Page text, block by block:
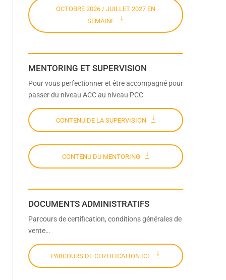
OCTOBRE 2026 / JUILLET 2027 EN
SEMAINE
MENTORING ET SUPERVISION
Pour vous perfectionner et être accompagné pour
passer du niveau ACC au niveau PCC
CONTENU DE LA SUPERVISION
CONTENU DU MENTORING
DOCUMENTS ADMINISTRATIFS
Parcours de certification, conditions générales de
vente…
PARCOURS DE CERTIFICATION ICF